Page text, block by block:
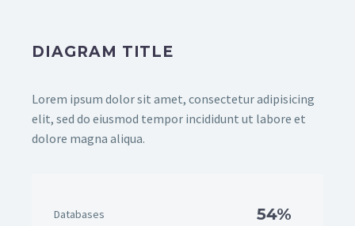
DIAGRAM TITLE
Lorem ipsum dolor sit amet, consectetur adipisicing
elit, sed do eiusmod tempor incididunt ut labore et
dolore magna aliqua.
Databases 54%